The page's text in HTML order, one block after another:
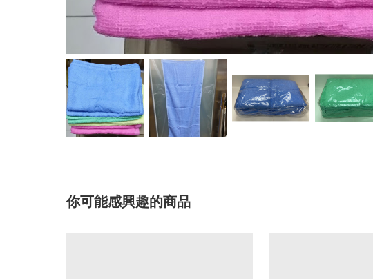
你可能感興趣的商品